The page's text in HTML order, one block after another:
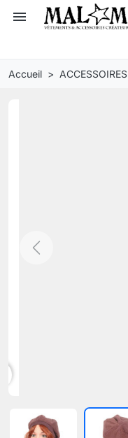
menu
Accueil ACCESSOIRES
Previous